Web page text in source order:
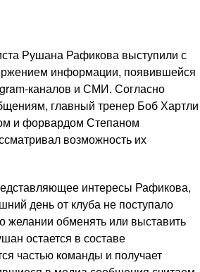
Рушана Рафикова выступили с
информации, появившейся
каналов и СМИ. Согласно
главный тренер Боб Хартли
и форвардом Степаном
возможность их
интересы Рафикова,
день от клуба не поступало
желании обменять или выставить
остается в составе
частью команды и получает